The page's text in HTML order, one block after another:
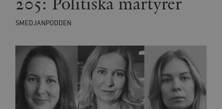
SMEDJANPODDEN